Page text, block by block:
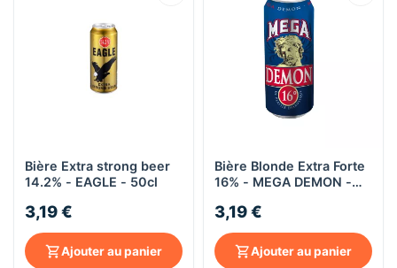
Bière Extra strong beer
14.2% - EAGLE - 50cl
3,19 €
Ajouter au panier
Bière Blonde Extra Forte
16% - MEGA DEMON -
3,19 €
Ajouter au panier